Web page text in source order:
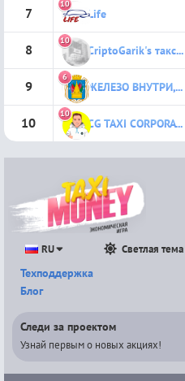
7
10
Life
8
10
CriptoGarik's таксопарк
9
6
ЖЕЛЕЗО ВНУТРИ, ЖЕЛЕЗО СНАРУЖИ
10
10
CG TAXI CORPORATION
RU Светлая тема
Техподдержка
Блог
Следи за проектом
Узнай первым о новых акциях!